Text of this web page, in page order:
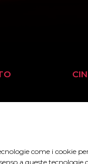
come i cookie
a queste tecnologie